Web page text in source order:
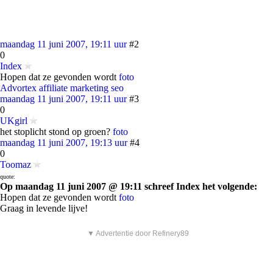
maandag 11 juni 2007, 19:11 uur #2
0
Index
Hopen dat ze gevonden wordt foto
Advortex affiliate marketing seo
maandag 11 juni 2007, 19:11 uur #3
0
UKgirl
het stoplicht stond op groen? foto
maandag 11 juni 2007, 19:13 uur #4
0
Toomaz
quote:
Op maandag 11 juni 2007 @ 19:11 schreef Index het volgende:
Hopen dat ze gevonden wordt foto
Graag in levende lijve!
▼ Advertentie door Refinery89